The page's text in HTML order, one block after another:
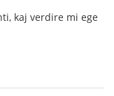
kaj verdire mi ege